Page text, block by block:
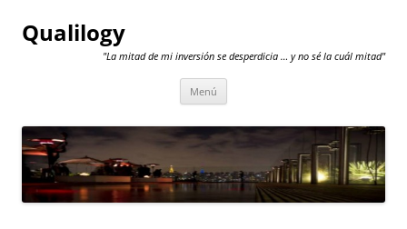
Qualilogy
"La mitad de mi inversión se desperdicia … y no sé la cuál mitad"
Menú